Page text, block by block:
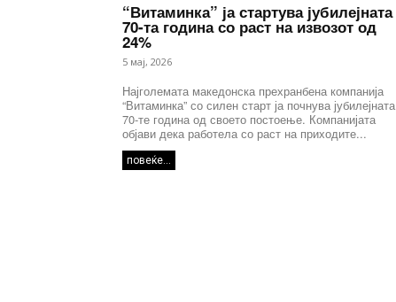
“Витаминка” ја стартува јубилејната
70-та година со раст на извозот од
24%
5 мај, 2026
Најголемата македонска прехранбена компанија
“Витаминка” со силен старт ја почнува јубилејната
70-те година од своето постоење. Компанијата
објави дека работела со раст на приходите...
повеќе...